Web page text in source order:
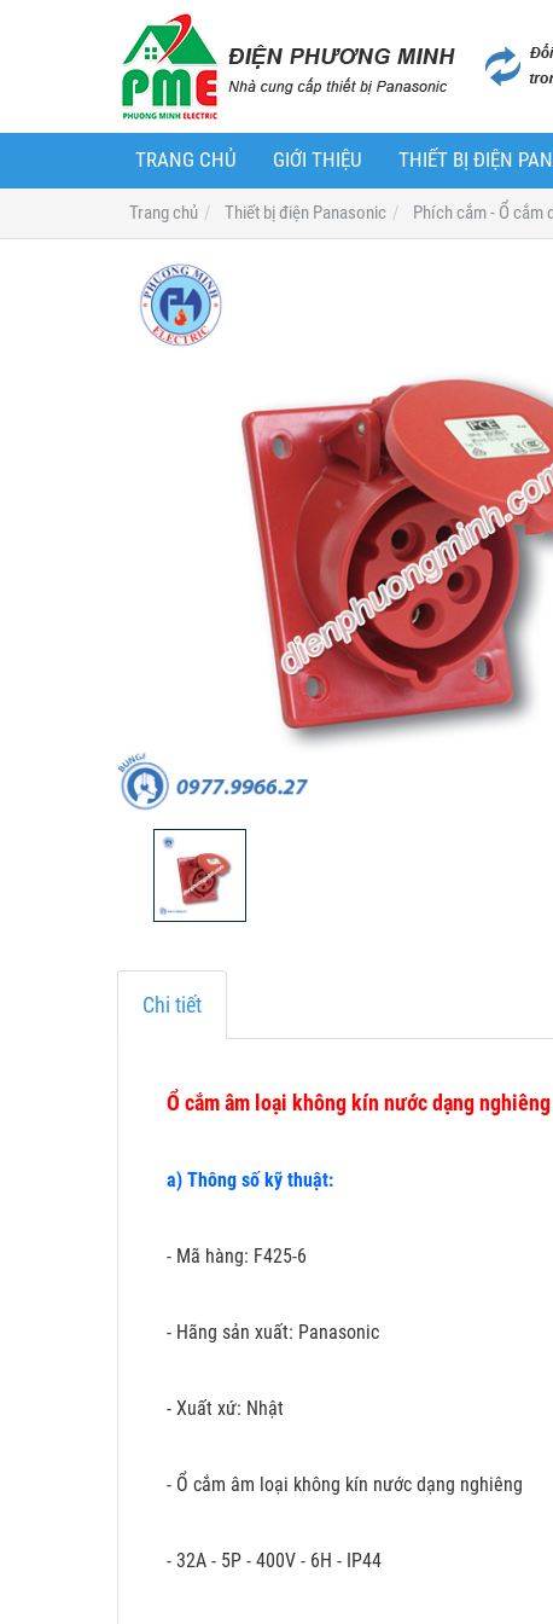
TRANG CHỦ GIỚI THIỆU THIẾT BỊ ĐIỆN
Trang chủ Thiết bị điện Panasonic Phích cắm - Ổ cắm
Chi tiết
Ổ cắm âm loại không kín nước dạng
a) Thông số kỹ thuật:
- Mã hàng: F425-6
- Hãng sản xuất: Panasonic
- Xuất xứ: Nhật
- Ổ cắm âm loại không kín nước dạng nghiêng
- 32A - 5P - 400V - 6H - IP44